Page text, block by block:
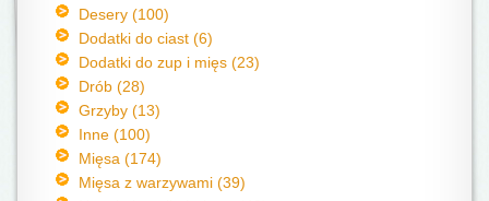
Desery (100)
Dodatki do ciast (6)
Dodatki do zup i mięs (23)
Drób (28)
Grzyby (13)
Inne (100)
Mięsa (174)
Mięsa z warzywami (39)